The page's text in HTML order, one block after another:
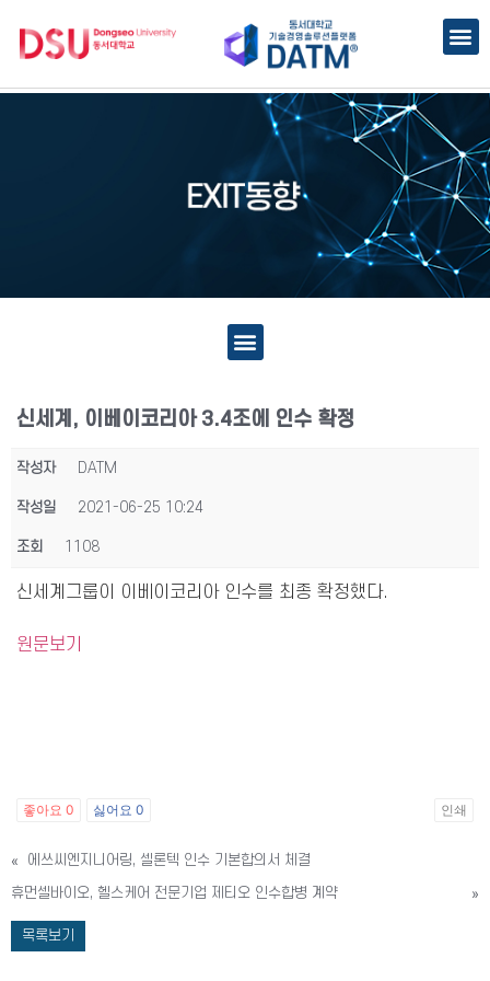
신세계, 이베이코리아 3.4조에 인수 확정
작성자 DATM
작성일 2021-06-25 10:24
조회 1108
신세계그룹이 이베이코리아 인수를 최종 확정했다.
원문보기
좋아요 0 싫어요 0 인쇄
«
에쓰씨엔지니어링, 셀론텍 인수 기본합의서 체결
휴먼셀바이오, 헬스케어 전문기업 제티오 인수합병 계약
»
목록보기